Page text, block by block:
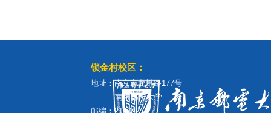
锁金村校区：
地址：南京市龙蟠路177号
南京邮电大学
邮编：210042